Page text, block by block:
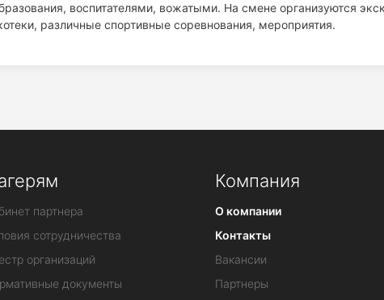
воспитателями, вожатыми. На смене организуются
различные спортивные соревнования, мероприятия.
партнера
сотрудничества
организаций
документы
Компания
О компании
Контакты
Вакансии
Партнеры